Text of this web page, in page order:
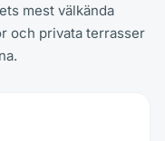
mest välkända
och privata terrasser